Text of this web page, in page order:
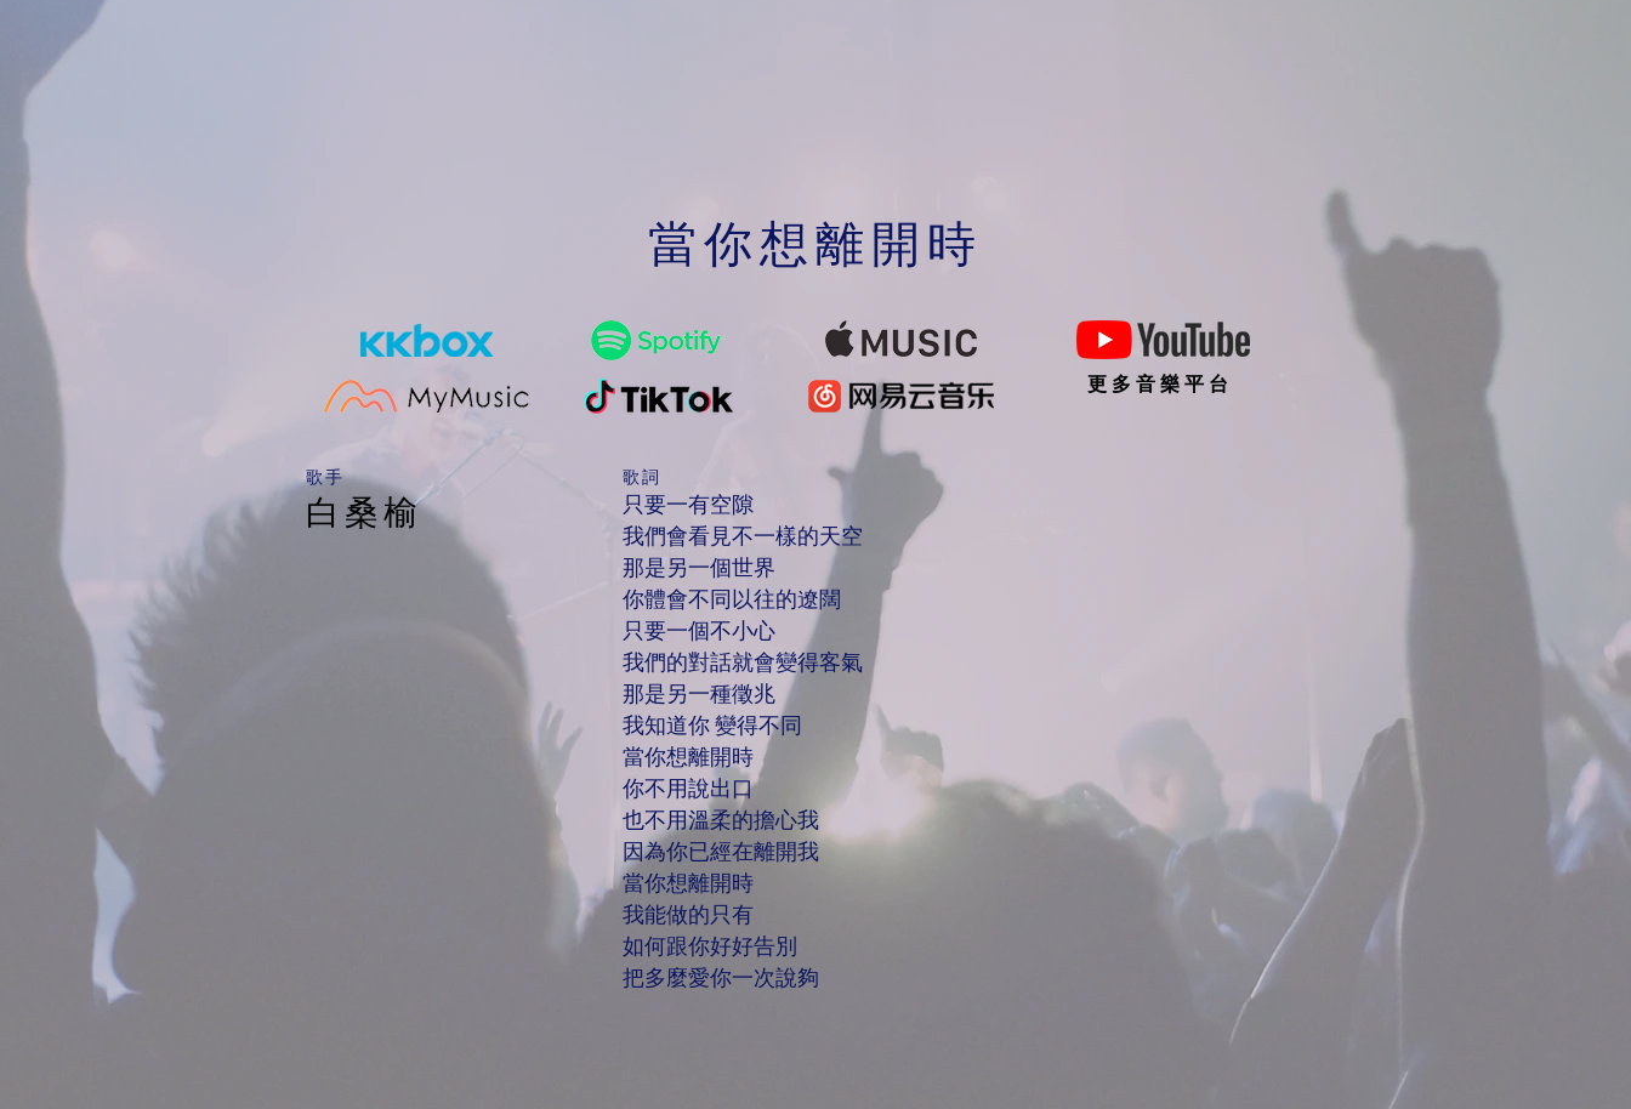
當你想離開時
更 多 音 樂 平 台
​歌手
白桑榆
歌詞
只要一有空隙
我們會看見不一樣的天空
那是另一個世界
你體會不同以往的遼闊
只要一個不小心
我們的對話就會變得客氣
那是另一種徵兆
我知道你 變得不同
當你想離開時
你不用說出口
也不用溫柔的擔心我
因為你已經在離開我
當你想離開時
我能做的只有
如何跟你好好告別
把多麼愛你一次說夠